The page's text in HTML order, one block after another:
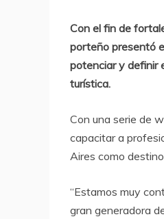
Con el fin de
porteño presentó
potenciar y definir
turística.
Con una serie de
capacitar a
Aires como
“Estamos muy
gran generadora